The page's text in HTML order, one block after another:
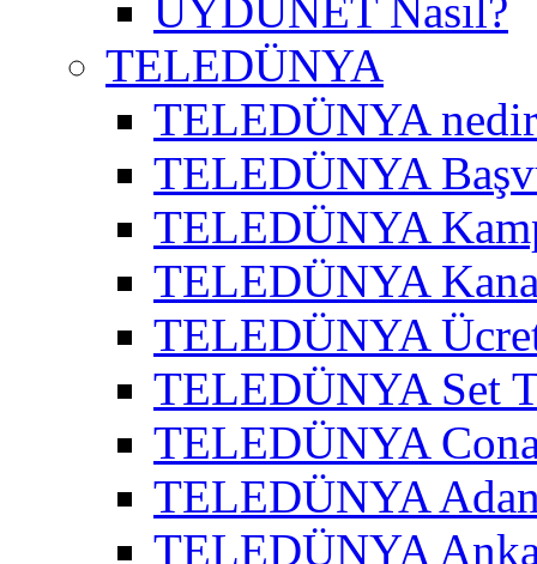
UYDUNET Nasıl?
TELEDÜNYA
TELEDÜNYA
TELEDÜNYA
TELEDÜNYA
TELEDÜNYA
TELEDÜNYA
TELEDÜNYA Set
TELEDÜNYA
TELEDÜNYA
TELEDÜNYA